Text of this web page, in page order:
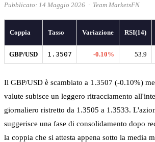
Pubblicato: 14 Maggio 2026 · Team MarketsFN
Coppia Tasso Variazione RSI(14)
GBP/USD 1.3507 -0.10% 53.9
Il GBP/USD è scambiato a 1.3507 (-0.10%)
valute subisce un leggero ritracciamento
giornaliero ristretto da 1.3505 a 1.3533.
suggerisce una fase di consolidamento dopo
la coppia che si attesta appena sotto la media